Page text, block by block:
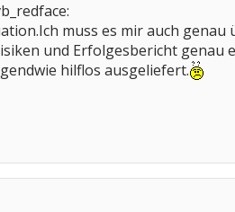
muss es mir auch
und Erfolgesbericht
hilflos ausgeliefert.